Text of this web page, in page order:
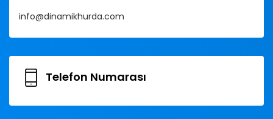
info@dinamikhurda.com
Telefon Numarası